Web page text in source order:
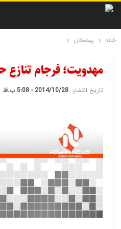
خانه پیشخان
مهدويت؛ فرجام تنازع
تاریخ انتشار: 2014/10/28 - 5:08 ب.ظ